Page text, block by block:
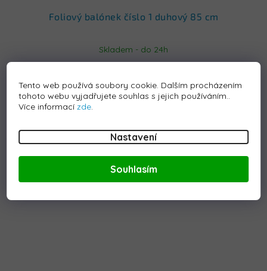
Tento web používá soubory cookie. Dalším procházením
tohoto webu vyjadřujete souhlas s jejich používáním..
Více informací zde
Nastavení
Souhlasím
Foliový balónek číslo 1 duhový 85 cm
Skladem - do 24h
139 Kč